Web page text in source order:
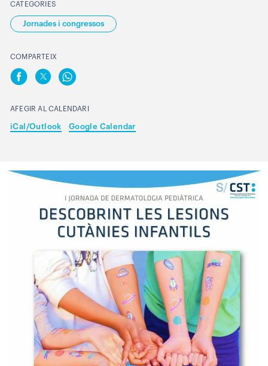
CATEGORIES
Jornades i congressos
COMPARTEIX
AFEGIR AL CALENDARI
iCal/Outlook Google Calendar